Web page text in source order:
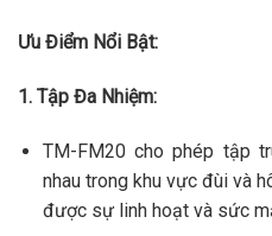
Ưu Điểm Nổi Bật:
1. Tập Đa Nhiệm:
TM-FM20 cho phép tập
nhau trong khu vực đùi và
được sự linh hoạt và sức